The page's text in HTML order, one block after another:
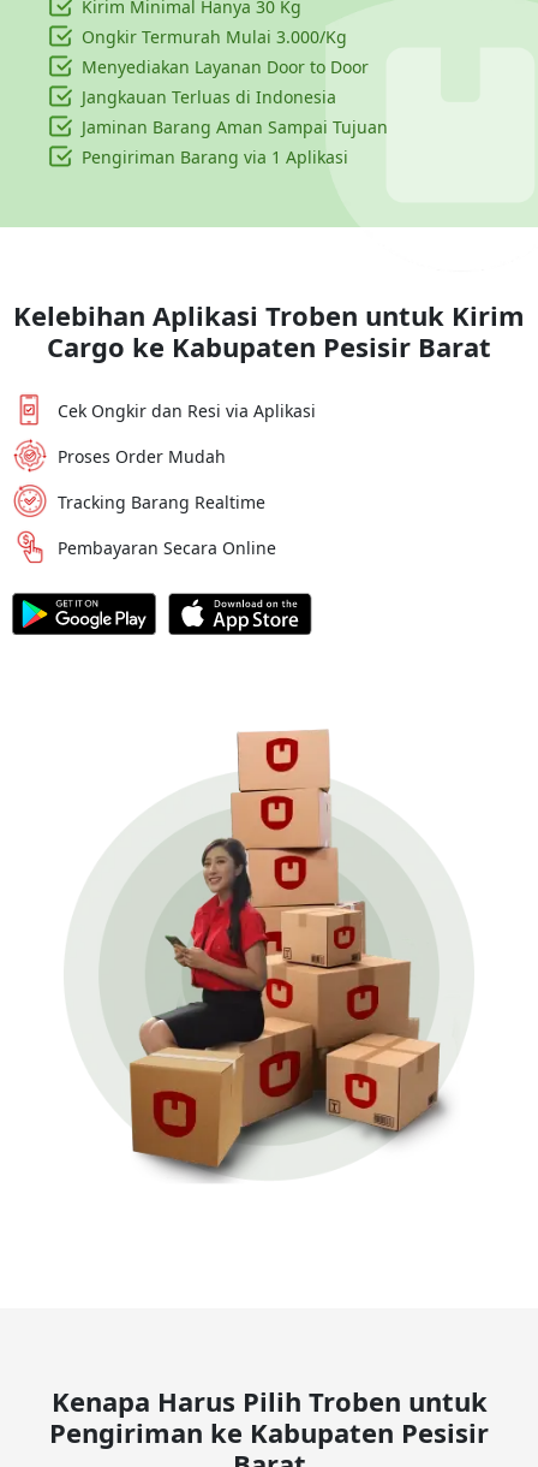
Kirim Minimal Hanya 30 Kg
Ongkir Termurah Mulai 3.000/Kg
Menyediakan Layanan Door to Door
Jangkauan Terluas di Indonesia
Jaminan Barang Aman Sampai Tujuan
Pengiriman Barang via 1 Aplikasi
Kelebihan Aplikasi Troben untuk Kirim
Cargo ke Kabupaten Pesisir Barat
Cek Ongkir dan Resi via Aplikasi
Proses Order Mudah
Tracking Barang Realtime
Pembayaran Secara Online
Kenapa Harus Pilih Troben untuk
Pengiriman ke Kabupaten Pesisir